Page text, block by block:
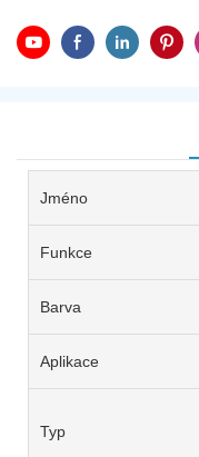
Jméno
Funkce
Barva
Aplikace
Typ